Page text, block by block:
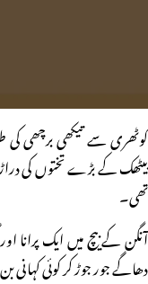
کوٹھری سے تیکھی برچھی
بیٹھک کے بڑے تختوں کی
تھی۔
آنگن کے بیچ میں ایک پرانا
دھاگے جور جوڑ کر کوئی کہانی